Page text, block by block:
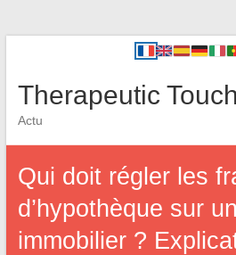
Therapeutic Touch
Actu
Qui doit régler les
d’hypothèque sur
immobilier ?